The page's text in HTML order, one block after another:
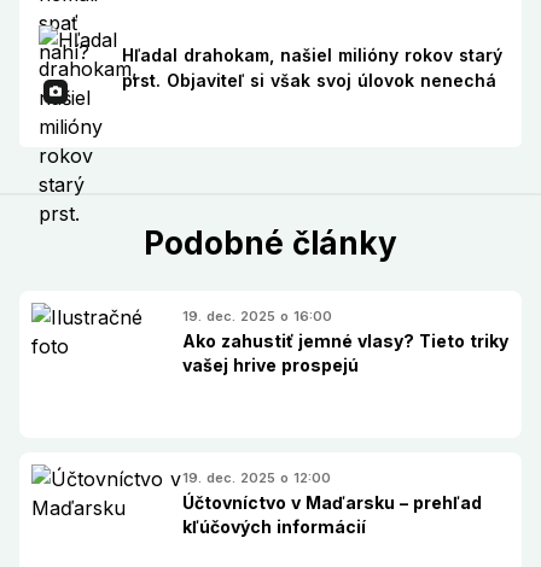
Hľadal drahokam, našiel milióny rokov starý
prst. Objaviteľ si však svoj úlovok nenechá
Podobné články
19. dec. 2025 o 16:00
Ako zahustiť jemné vlasy? Tieto triky
vašej hrive prospejú
19. dec. 2025 o 12:00
Účtovníctvo v Maďarsku – prehľad
kľúčových informácií